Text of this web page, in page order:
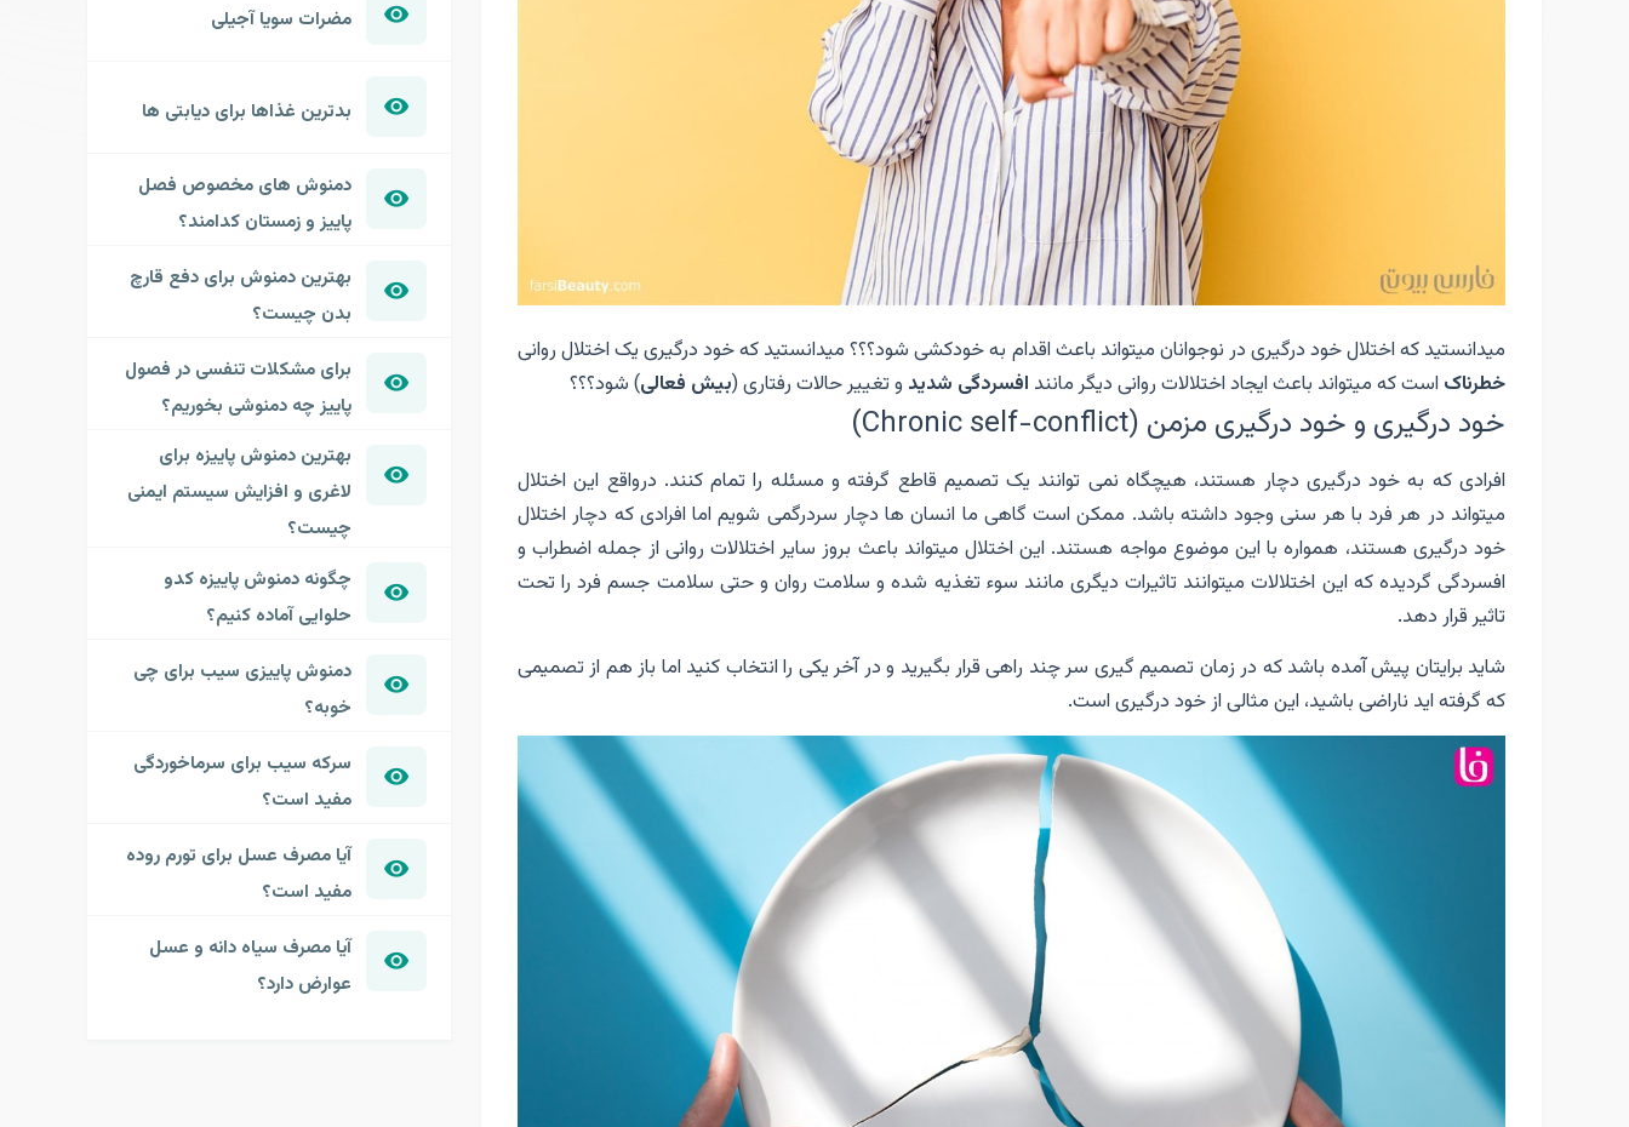
میدانستید که اختلال خود درگیری در نوجوانان میتواند باعث اقدام به خودکشی شود؟؟؟ میدانستید که خود درگیری یک اختلال روانی
خطرناک است که میتواند باعث ایجاد اختلالات روانی دیگر مانند افسردگی شدید و تغییر حالات رفتاری (بیش فعالی)شود؟؟؟
خود درگیری و خود درگیری مزمن (Chronic self-conflict)
افرادی که به خود درگیری دچار هستند، هیچگاه نمی توانند یک تصمیم قاطع گرفته و مسئله را تمام کنند. درواقع این اختلال
میتواند در هر فرد با هر سنی وجود داشته باشد. ممکن است گاهی ما انسان ها دچار سردرگمی شویم اما افرادی که دچار اختلال
خود درگیری هستند، همواره با این موضوع مواجه هستند. این اختلال میتواند باعث بروز سایر اختلالات روانی از جمله اضطراب و
افسردگی گردیده که این اختلالات میتوانند تاثیرات دیگری مانند سوء تغذیه شده و سلامت روان و حتی سلامت جسم فرد را تحت
تاثیر قرار دهد.
شاید برایتان پیش آمده باشد که در زمان تصمیم گیری سر چند راهی قرار بگیرید و در آخر یکی را انتخاب کنید اما باز هم از تصمیمی
که گرفته اید ناراضی باشید، این مثالی از خود درگیری است.
مضرات سویا آجیلی
بدترین غذاها برای دیابتی ها
دمنوش های مخصوص فصل
پاییز و زمستان کدامند؟
بهترین دمنوش برای دفع قارچ
بدن چیست؟
برای مشکلات تنفسی در فصول
پاییز چه دمنوشی بخوریم؟
بهترین دمنوش پاییزه برای
لاغری و افزایش سیستم ایمنی
چیست؟
چگونه دمنوش پاییزه کدو
حلوایی آماده کنیم؟
دمنوش پاییزی سیب برای چی
خوبه؟
سرکه سیب برای سرماخوردگی
مفید است؟
آیا مصرف عسل برای تورم روده
مفید است؟
آیا مصرف سیاه دانه و عسل
عوارض دارد؟